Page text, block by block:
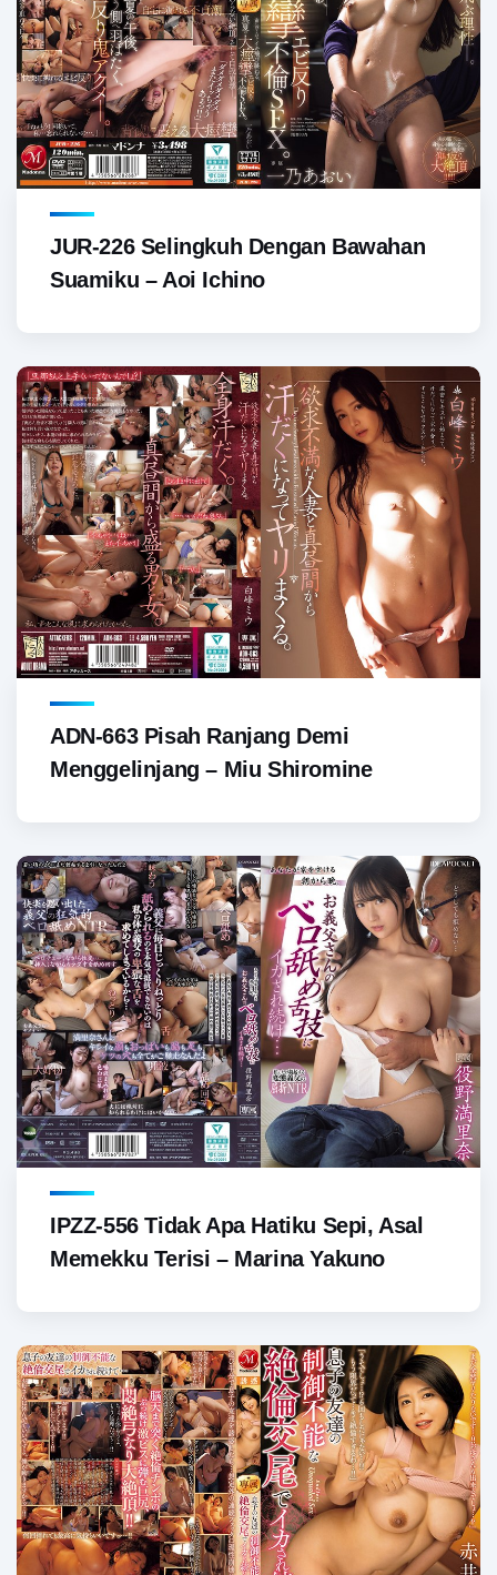
JUR-226 Selingkuh Dengan Bawahan
Suamiku – Aoi Ichino
ADN-663 Pisah Ranjang Demi
Menggelinjang – Miu Shiromine
IPZZ-556 Tidak Apa Hatiku Sepi, Asal
Memekku Terisi – Marina Yakuno